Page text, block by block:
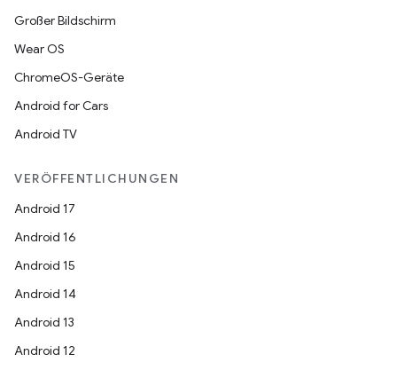
Großer Bildschirm
Wear OS
ChromeOS-Geräte
Android for Cars
Android TV
VERÖFFENTLICHUNGEN
Android 17
Android 16
Android 15
Android 14
Android 13
Android 12